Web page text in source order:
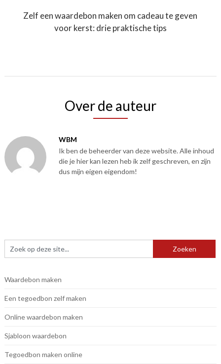
Zelf een waardebon maken om cadeau te geven
voor kerst: drie praktische tips
Over de auteur
WBM
Ik ben de beheerder van deze website. Alle inhoud
die je hier kan lezen heb ik zelf geschreven, en zijn
dus mijn eigen eigendom!
Waardebon maken
Een tegoedbon zelf maken
Online waardebon maken
Sjabloon waardebon
Tegoedbon maken online